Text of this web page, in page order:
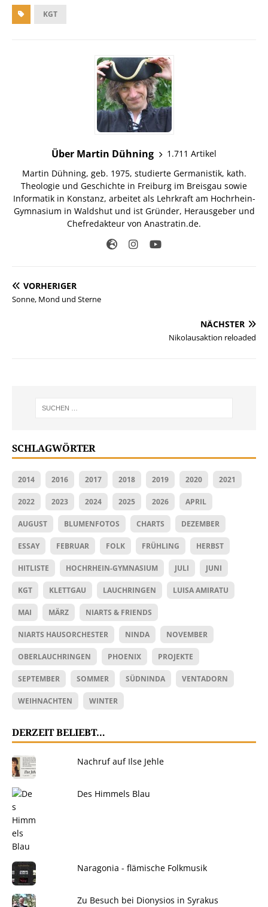
KGT
Über Martin Dühning
1.711 Artikel
Martin Dühning, geb. 1975, studierte Germanistik, kath.
Theologie und Geschichte in Freiburg im Breisgau sowie
Informatik in Konstanz, arbeitet als Lehrkraft am Hochrhein-
Gymnasium in Waldshut und ist Gründer, Herausgeber und
Chefredakteur von Anastratin.de.
VORHERIGER
Sonne, Mond und Sterne
NÄCHSTER
Nikolausaktion reloaded
SCHLAGWÖRTER
2014 2016 2017 2018 2019 2020 2021
2022 2023 2024 2025 2026 APRIL
AUGUST BLUMENFOTOS CHARTS DEZEMBER
ESSAY FEBRUAR FOLK FRÜHLING HERBST
HITLISTE HOCHRHEIN-GYMNASIUM JULI JUNI
KGT KLETTGAU LAUCHRINGEN LUISA AMIRATU
MAI MÄRZ NIARTS & FRIENDS
NIARTS HAUSORCHESTER NINDA NOVEMBER
OBERLAUCHRINGEN PHOENIX PROJEKTE
SEPTEMBER SOMMER SÜDNINDA VENTADORN
WEIHNACHTEN WINTER
DERZEIT BELIEBT…
Nachruf auf Ilse Jehle
Des Himmels Blau
Naragonia - flämische Folkmusik
Zu Besuch bei Dionysios in Syrakus